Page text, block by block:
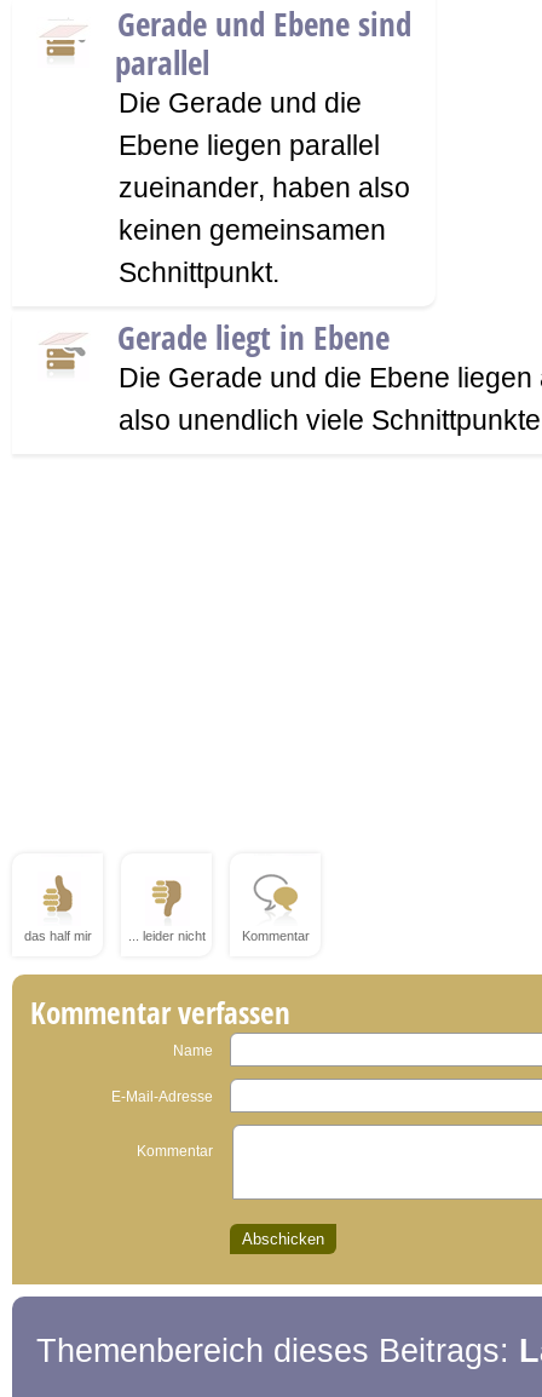
Gerade und Ebene sind
parallel
Die Gerade und die
Ebene liegen parallel
zueinander, haben also
keinen gemeinsamen
Schnittpunkt.
Gerade liegt in Ebene
Die Gerade und die Ebene
also unendlich viele
das half mir ... leider nicht Kommentar
Kommentar verfassen
Name
E-Mail-Adresse
Kommentar
Themenbereich dieses Beitrags: